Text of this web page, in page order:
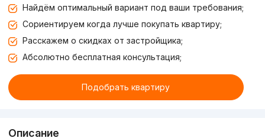
Найдём оптимальный вариант под ваши требования;
Сориентируем когда лучше покупать квартиру;
Расскажем о скидках от застройщика;
Абсолютно бесплатная консультация;
Подобрать квартиру
Описание